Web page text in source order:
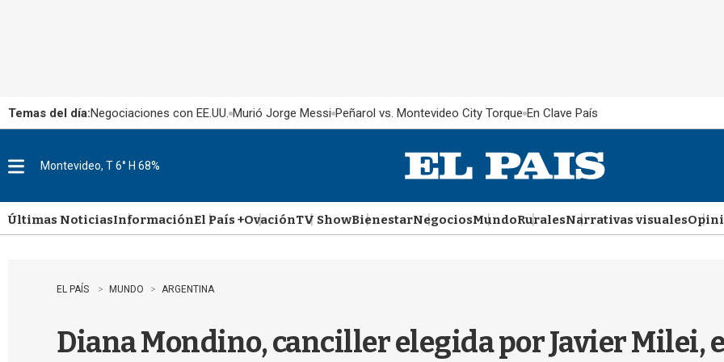
Temas del día:Negociaciones con EE.UU. Murió Jorge Messi Peñarol vs. Montevideo City Torque En Clave País
u
Montevideo, T 6° H 68%
Últimas NoticiasInformaciónEl País +OvaciónTV ShowBienestarNegociosMundoRuralesNarrativas visuales
EL PAÍS MUNDO ARGENTINA
Diana Mondino, canciller elegida por Javier Milei,